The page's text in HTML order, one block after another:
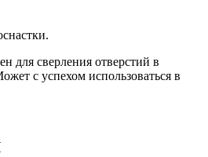
для сверления отверстий в
с успехом использоваться в